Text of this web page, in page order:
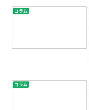
コラム
コラム